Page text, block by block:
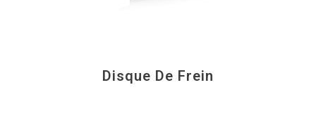
Disque De Frein